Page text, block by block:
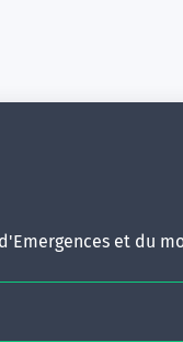
et du
Aucune